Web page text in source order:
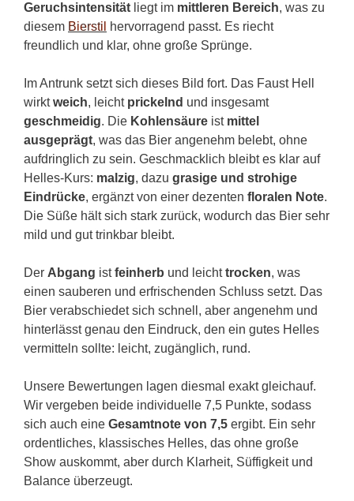
Geruchsintensität liegt im mittleren Bereich, was zu
diesem Bierstil
hervorragend passt. Es riecht
freundlich und klar, ohne große Sprünge.
Im Antrunk setzt sich dieses Bild fort. Das Faust Hell
wirktweich, leicht prickelnd und insgesamt
geschmeidig. Die Kohlensäure ist mittel
ausgeprägt, was das Bier angenehm belebt, ohne
aufdringlich zu sein. Geschmacklich bleibt es klar auf
Helles-Kurs: malzig, dazu grasige und strohige
Eindrücke, ergänzt von einer dezenten floralen Note.
Die Süße hält sich stark zurück, wodurch das Bier sehr
mild und gut trinkbar bleibt.
Der Abgang istfeinherb und leichttrocken, was
einen sauberen und erfrischenden Schluss setzt. Das
Bier verabschiedet sich schnell, aber angenehm und
hinterlässt genau den Eindruck, den ein gutes Helles
vermitteln sollte: leicht, zugänglich, rund.
Unsere Bewertungen lagen diesmal exakt gleichauf.
Wir vergeben beide individuelle 7,5 Punkte, sodass
sich auch eine Gesamtnote von 7,5 ergibt. Ein sehr
ordentliches, klassisches Helles, das ohne große
Show auskommt, aber durch Klarheit, Süffigkeit und
Balance überzeugt.